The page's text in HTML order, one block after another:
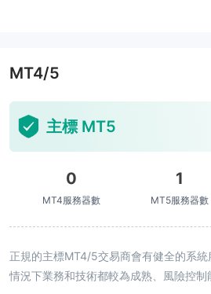
MT4/5
主標 MT5
0
MT4服務器數
1
MT5服務器數
正規的主標MT4/5交易商會有健全的系
情況下業務和技術都較為成熟、風險控制